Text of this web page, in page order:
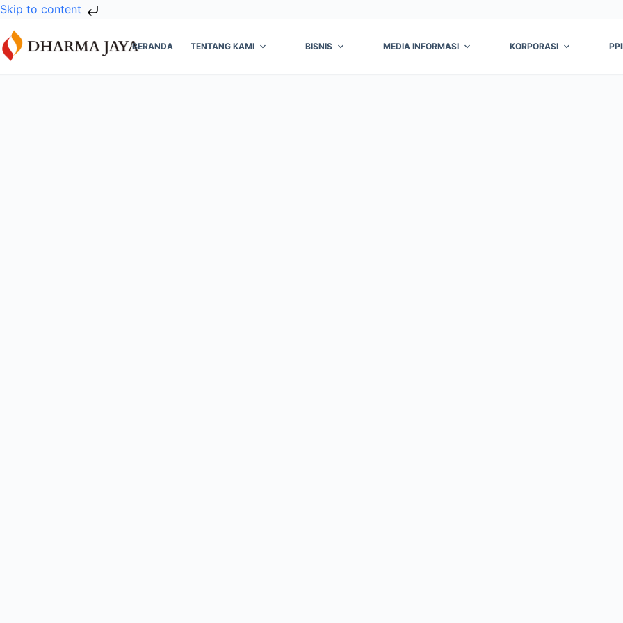
Skip to content
BERANDA TENTANG KAMI BISNIS MEDIA INFORMASI KORPORASI